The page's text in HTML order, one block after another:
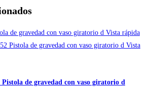
Vista rápida
Vista
Pistola de gravedad con vaso giratorio d